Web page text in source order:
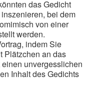
das Gedicht
bei dem
von einer
werden.
indem Sie
Plätzchen an das
unvergesslichen
Inhalt des Gedichts